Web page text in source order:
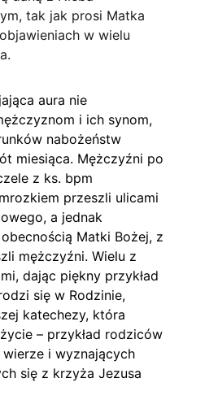
tak jak prosi Matka
w wielu
aura nie
i ich synom,
nabożeństw
miesiąca. Mężczyźni po
z ks. bpm
przeszli ulicami
a jednak
Matki Bożej, z
mężczyźni. Wielu z
dając piękny przykład
się w Rodzinie,
katechezy, która
– przykład rodziców
i wyznających
się z krzyża Jezusa